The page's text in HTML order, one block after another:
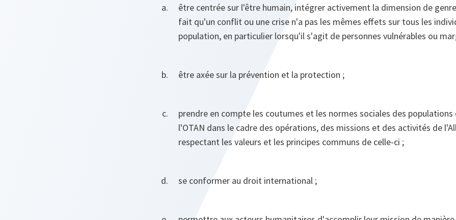
être centrée sur l'être humain, intégrer activement la dimension de genre
fait qu'un conflit ou une crise n'a pas les mêmes effets sur tous les
population, en particulier lorsqu'il s'agit de personnes vulnérables ou
être axée sur la prévention et la protection ;
prendre en compte les coutumes et les normes sociales des
l'OTAN dans le cadre des opérations, des missions et des activités de
respectant les valeurs et les principes communs de celle-ci ;
se conformer au droit international ;